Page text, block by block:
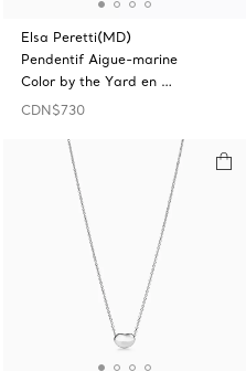
Elsa Peretti(MD)
Pendentif Aigue-marine
Color by the Yard en …
CDN$730